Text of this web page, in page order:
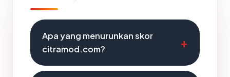
Apa yang menurunkan skor
citramod.com?